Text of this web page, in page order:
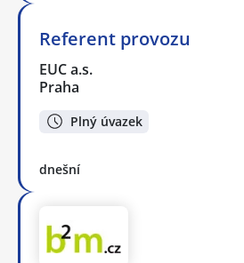
Referent provozu
EUC a.s.
Praha
Plný úvazek
dnešní